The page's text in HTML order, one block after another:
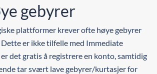
gebyrer
plattformer krever ofte høye gebyrer
er ikke tilfelle med Immediate
det gratis å registrere en konto, samtidig
tar svært lave gebyrer/kurtasjer for